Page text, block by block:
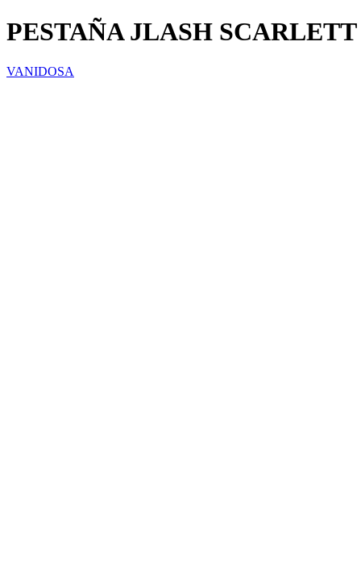
PESTAÑA JLASH
VANIDOSA